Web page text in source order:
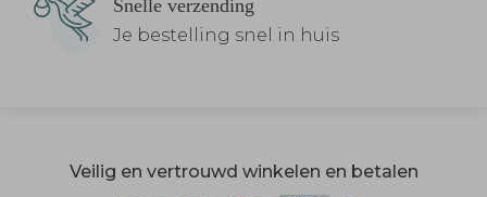
Snelle verzending
Je bestelling snel in huis
Veilig en vertrouwd winkelen en betalen